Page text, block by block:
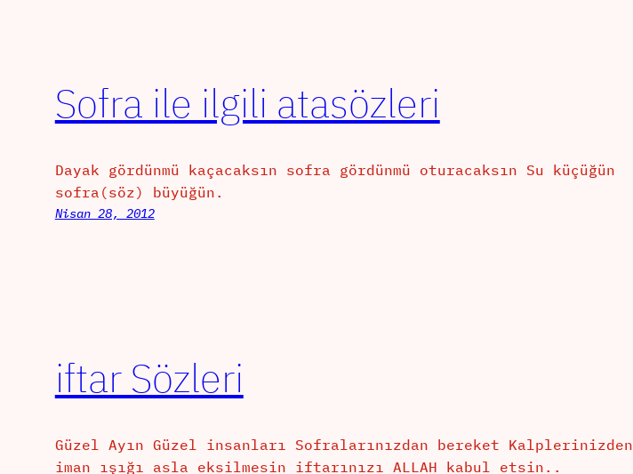
Sofra ile ilgili atasözleri
Dayak gördünmü kaçacaksın sofra gördünmü oturacaksın Su küçüğün
sofra(söz) büyüğün.
Nisan 28, 2012
iftar Sözleri
Güzel Ayın Güzel insanları Sofralarınızdan bereket Kalplerinizden
iman ışığı asla eksilmesin iftarınızı ALLAH kabul etsin..